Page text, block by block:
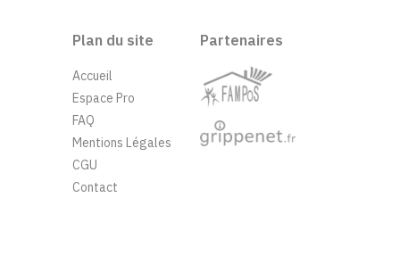
Plan du site
Accueil
Espace Pro
FAQ
Mentions Légales
CGU
Contact
Partenaires